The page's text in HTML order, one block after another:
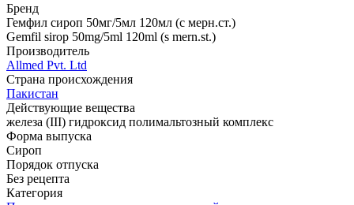
Бренд
Гемфил сироп 50мг/5мл 120мл (с мерн.ст.)
Gemfil sirop 50mg/5ml 120ml (s mern.st.)
Производитель
Allmed Pvt. Ltd
Страна происхождения
Пакистан
Действующие вещества
железа (III) гидроксид полимальтозный комплекс
Форма выпуска
Сироп
Порядок отпуска
Без рецепта
Категория